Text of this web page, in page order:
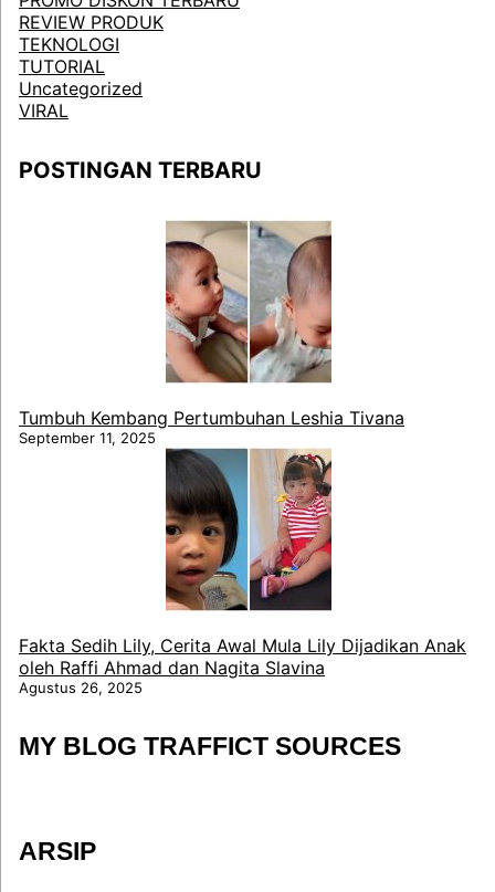
REVIEW PRODUK
TEKNOLOGI
TUTORIAL
Uncategorized
VIRAL
POSTINGAN TERBARU
Tumbuh Kembang Pertumbuhan Leshia Tivana
September 11, 2025
Fakta Sedih Lily, Cerita Awal Mula Lily Dijadikan Anak
oleh Raffi Ahmad dan Nagita Slavina
Agustus 26, 2025
MY BLOG TRAFFICT SOURCES
ARSIP